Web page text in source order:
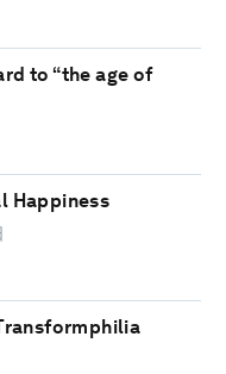
to “the age of
Happiness